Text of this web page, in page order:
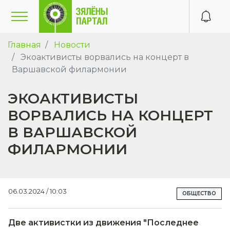
Главная
Новости
Экоактивисты ворвались на концерт в
Варшавской филармонии
ЭКОАКТИВИСТЫ
ВОРВАЛИСЬ НА КОНЦЕРТ
В ВАРШАВСКОЙ
ФИЛАРМОНИИ
06.03.2024 / 10:03 ОБЩЕСТВО
Две активистки из движения "Последнее